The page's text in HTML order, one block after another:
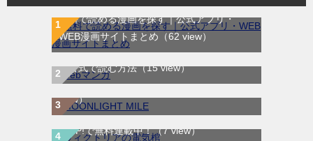
無料で読める漫画を探す｜公式アプリ・
WEB漫画サイトまとめ （62 view）
WEB漫画サイト一覧｜ブラウザで無料漫画
を公式で読む方法（15 view）
MOONLIGHT MILE｜最新刊第23巻！マンガ
ワンで最新刊まで全巻無料配信中！（8
view）
ヴィクトリアの電気棺｜最新刊第2巻！マン
ガUP!で無料連載中！（7 view）